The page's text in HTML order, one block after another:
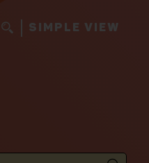
SIMPLE VIEW